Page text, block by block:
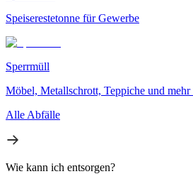
Speiserestetonne für Gewerbe
Sperrmüll
Möbel, Metallschrott, Teppiche und mehr
Alle Abfälle
Wie kann ich entsorgen?